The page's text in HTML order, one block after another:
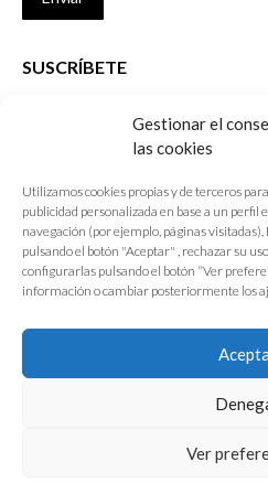
Gestionar el
las cookies
Utilizamos cookies propias y de terceros
publicidad personalizada en base a un perfil
navegación (por ejemplo, páginas visitadas).
pulsando el botón "Aceptar" , rechazar su
configurarlas pulsando el botón “Ver
información o cambiar posteriormente los
Ver
SUSCRÍBETE
que desarrolla el Colegio de Arquitectos
E-mail *
Acepto lostérminos y condiciones de uso
Enviar